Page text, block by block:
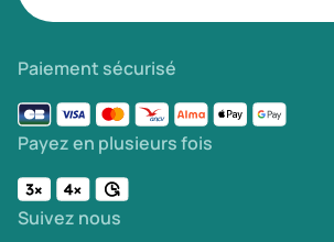
Paiement sécurisé
Payez en plusieurs fois
Suivez nous